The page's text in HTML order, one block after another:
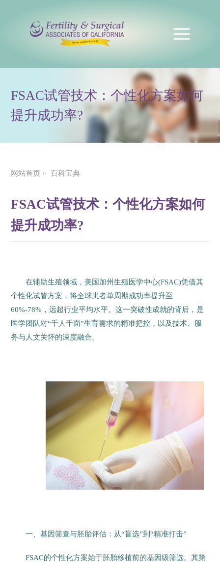
FSAC试管技术：个性化方案如何
提升成功率?
网站首页 > 百科宝典
FSAC试管技术：个性化方案如何
提升成功率?
在辅助生殖领域，美国加州生殖医学中心(FSAC)凭借其
个性化试管方案，将全球患者单周期成功率提升至
60%-78%，远超行业平均水平。这一突破性成就的背后，是
医学团队对“千人千面”生育需求的精准把控，以及技术、服
务与人文关怀的深度融合。
一、基因筛查与胚胎评估：从“盲选”到“精准打击”
FSAC的个性化方案始于胚胎移植前的基因级筛选。其第